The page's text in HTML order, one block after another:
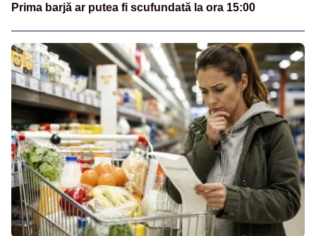
Prima barjă ar putea fi scufundată la ora 15:00